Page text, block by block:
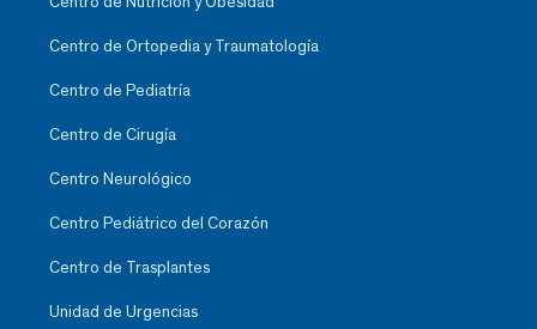
Centro de Ortopedia y Traumatología
Centro de Pediatría
Centro de Cirugía
Centro Neurológico
Centro Pediátrico del Corazón
Centro de Trasplantes
Unidad de Urgencias